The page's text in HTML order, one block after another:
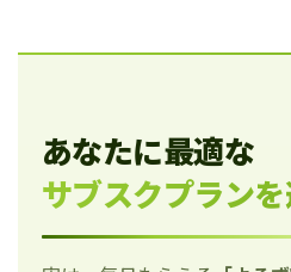
あなたに最適な
サブスクプランを